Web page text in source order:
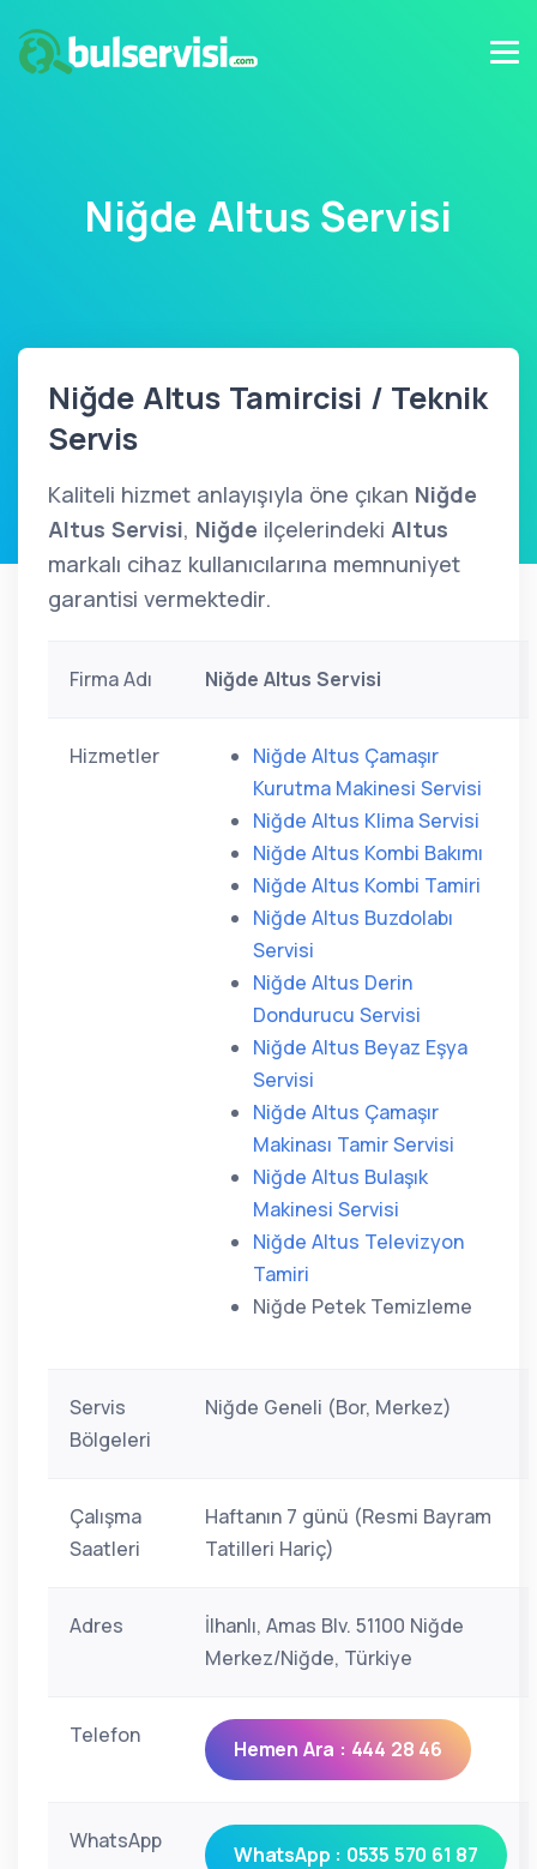
Niğde Altus Servisi
Niğde Altus Tamircisi / Teknik
Servis
Kaliteli hizmet anlayışıyla öne çıkan Niğde
Altus Servisi, Niğde ilçelerindeki Altus
markalı cihaz kullanıcılarına memnuniyet
garantisi vermektedir.
Firma Adı Niğde Altus Servisi
Hizmetler
Niğde Altus Çamaşır
Kurutma Makinesi Servisi
Niğde Altus Klima Servisi
Niğde Altus Kombi Bakımı
Niğde Altus Kombi Tamiri
Niğde Altus Buzdolabı
Servisi
Niğde Altus Derin
Dondurucu Servisi
Niğde Altus Beyaz Eşya
Servisi
Niğde Altus Çamaşır
Makinası Tamir Servisi
Niğde Altus Bulaşık
Makinesi Servisi
Niğde Altus Televizyon
Tamiri
Niğde Petek Temizleme
Servis
Bölgeleri
Niğde Geneli (Bor, Merkez)
Çalışma
Saatleri
Haftanın 7 günü (Resmi Bayram
Tatilleri Hariç)
Adres
İlhanlı, Amas Blv. 51100 Niğde
Merkez/Niğde, Türkiye
Telefon
Hemen Ara : 444 28 46
WhatsApp
WhatsApp : 0535 570 61 87